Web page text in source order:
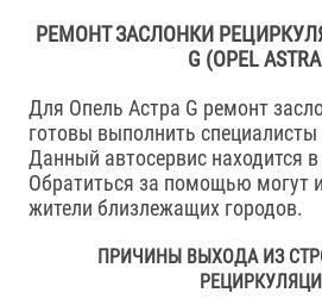
РЕМОНТ ЗАСЛОНКИ
G (OPEL
Для Опель Астра G ремонт
готовы выполнить специалисты
Данный автосервис находится
Обратиться за помощью могут
жители близлежащих городов.
ПРИЧИНЫ ВЫХОДА ИЗ